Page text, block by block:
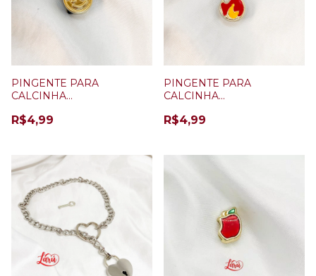
PINGENTE PARA
CALCINHA
DIABINHO
R$4,99
PINGENTE PARA
CALCINHA
FOGUINHO
R$4,99